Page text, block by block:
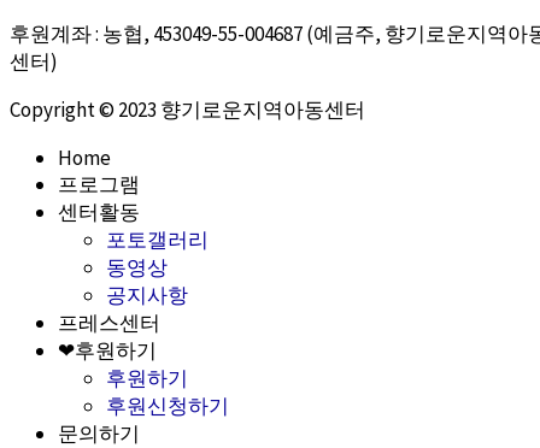
후원계좌 : 농협, 453049-55-004687 (예금주, 향기로운지역아
센터)
Copyright © 2023 향기로운지역아동센터
Home
프로그램
센터활동
포토갤러리
동영상
공지사항
프레스센터
❤후원하기
후원하기
후원신청하기
문의하기